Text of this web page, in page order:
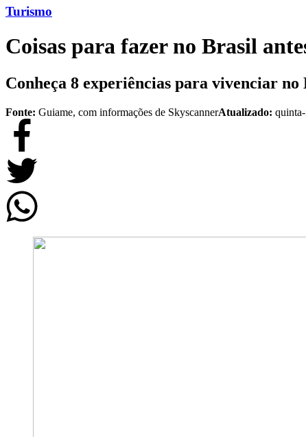
Turismo
Coisas para fazer no Brasil
Conheça 8 experiências para vivenciar
Fonte: Guiame, com informações de SkyscannerAtualizado: